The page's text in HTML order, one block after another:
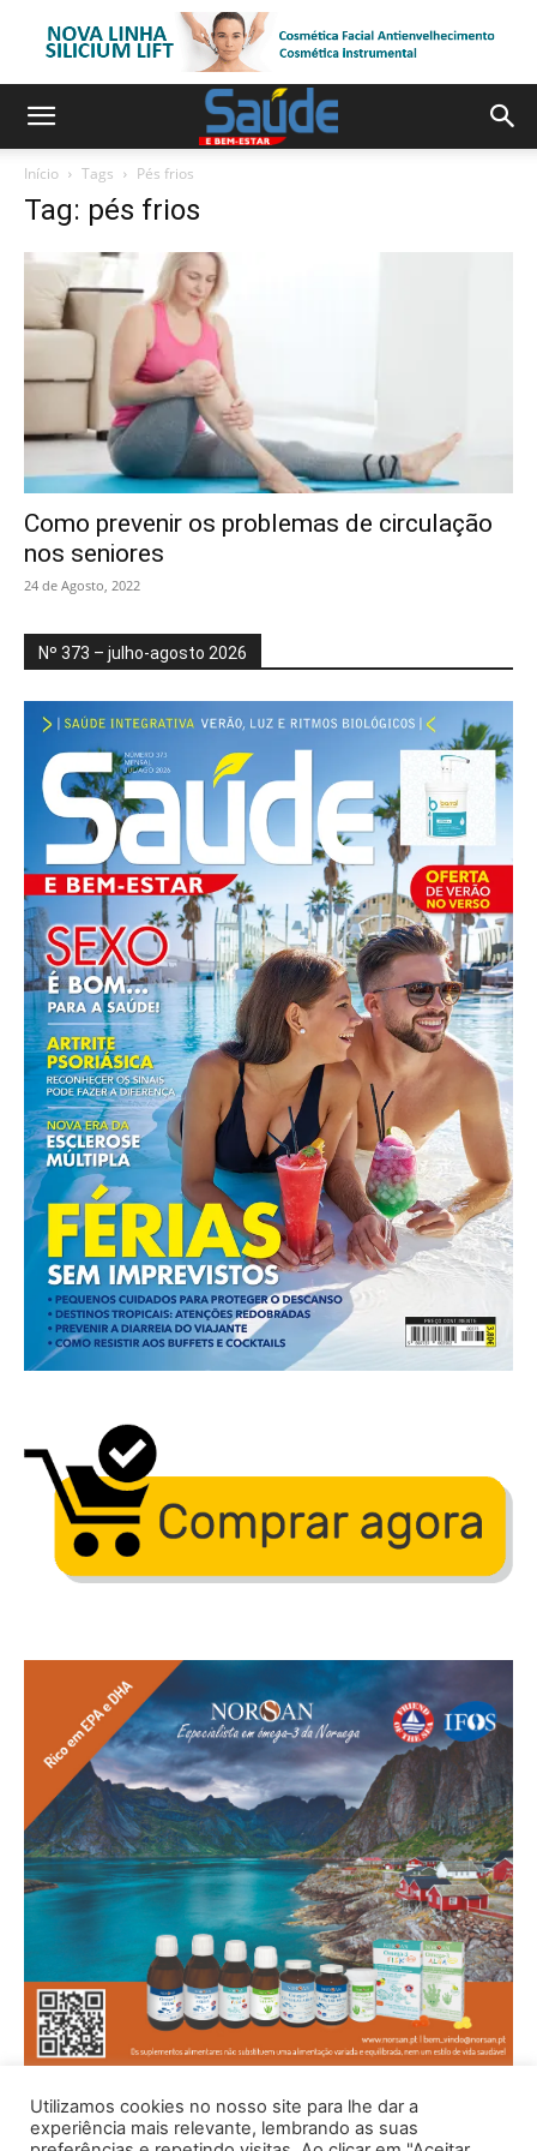
Início Tags Pés frios
Tag: pés frios
Como prevenir os problemas de circulação
nos seniores
24 de Agosto, 2022
Nº 373 – julho-agosto 2026
Utilizamos cookies no nosso site para lhe dar a
experiência mais relevante, lembrando as suas